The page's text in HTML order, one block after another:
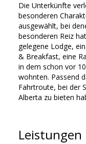
Die Unterkünfte
besonderen
ausgewählt, bei
besonderen Reiz
gelegene Lodge,
& Breakfast, eine
in dem schon vor
wohnten. Passend
Fahrtroute, bei der
Alberta zu bieten
Leistungen